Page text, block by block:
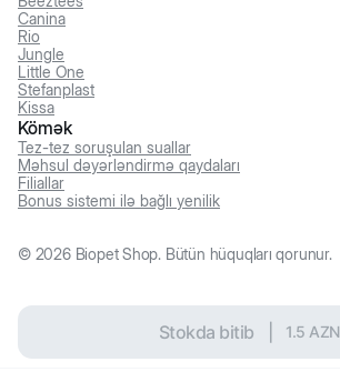
Stokda bitib 1.5 AZN
Canina
Rio
Jungle
Little One
Stefanplast
Kissa
Kömək
Tez-tez soruşulan suallar
Məhsul dəyərləndirmə qaydaları
Filiallar
Bonus sistemi ilə bağlı yenilik
© 2026Biopet Shop. Bütün hüquqları qorunur.